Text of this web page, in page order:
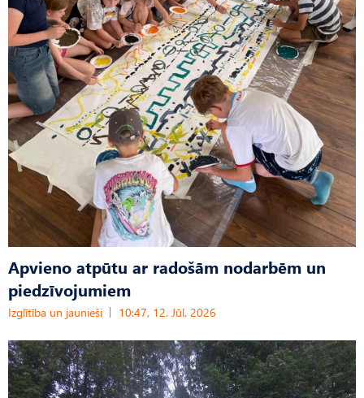
Apvieno atpūtu ar radošām nodarbēm un
piedzīvojumiem
Izglītība un jaunieši 10:47, 12. Jūl, 2026